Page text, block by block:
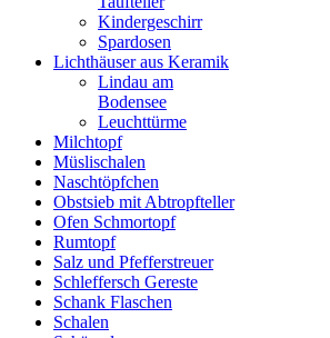
Kindergeschirr
Spardosen
Lichthäuser aus Keramik
Lindau am
Bodensee
Leuchttürme
Milchtopf
Müslischalen
Naschtöpfchen
Obstsieb mit Abtropfteller
Ofen Schmortopf
Rumtopf
Salz und Pfefferstreuer
Schleffersch Gereste
Schank Flaschen
Schalen